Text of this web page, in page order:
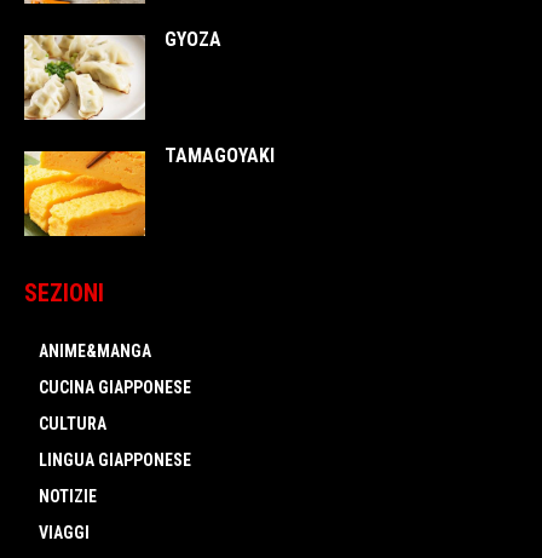
GYOZA
TAMAGOYAKI
SEZIONI
ANIME&MANGA
CUCINA GIAPPONESE
CULTURA
LINGUA GIAPPONESE
NOTIZIE
VIAGGI